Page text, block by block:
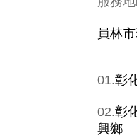
員林
01.彰
02.彰
興鄉